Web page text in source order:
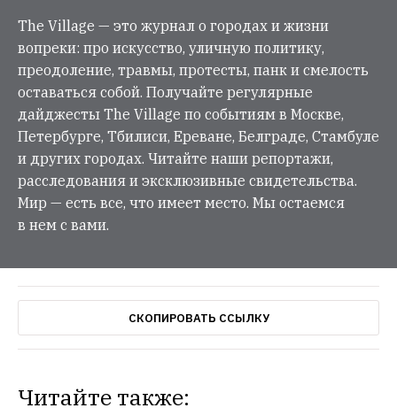
The Village — это журнал о городах и жизни
вопреки: про искусство, уличную политику,
преодоление, травмы, протесты, панк и смелость
оставаться собой. Получайте регулярные
дайджесты The Village по событиям в Москве,
Петербурге, Тбилиси, Ереване, Белграде, Стамбуле
и других городах. Читайте наши репортажи,
расследования и эксклюзивные свидетельства.
Мир — есть все, что имеет место. Мы остаемся
в нем с вами.
СКОПИРОВАТЬ ССЫЛКУ
Читайте также: